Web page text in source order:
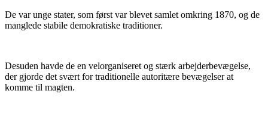
De var unge stater, som først var blevet samlet omkring 1870, og de
manglede stabile demokratiske traditioner.
Desuden havde de en velorganiseret og stærk arbejderbevægelse,
der gjorde det svært for traditionelle autoritære bevægelser at
komme til magten.